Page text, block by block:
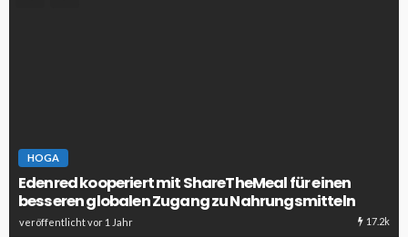
HOGA
Edenred kooperiert mit ShareTheMeal für einen
besseren globalen Zugang zu Nahrungsmitteln
veröffentlicht vor 1 Jahr 17.2k